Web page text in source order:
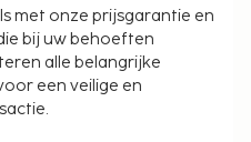
met onze prijsgarantie en
bij uw behoeften
alle belangrijke
een veilige en